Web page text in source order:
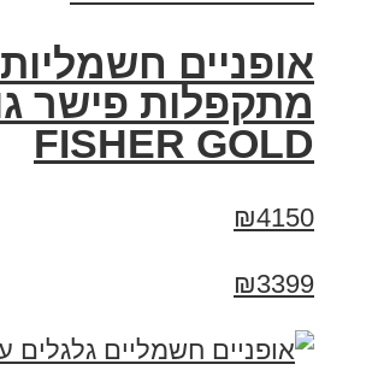
אופניים חשמליות
FISHER GOLD
₪4150
₪3399